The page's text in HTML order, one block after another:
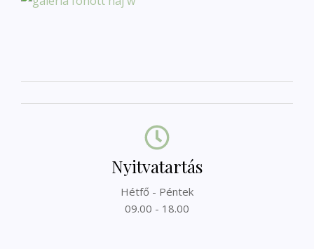
Nyitvatartás
Hétfő - Péntek
09.00 - 18.00